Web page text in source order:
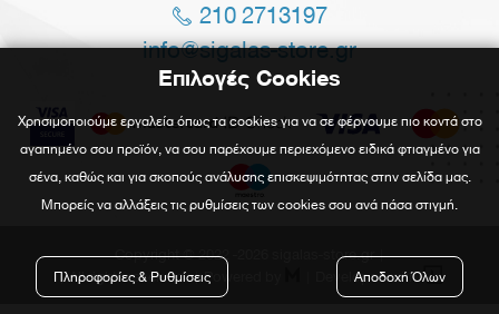
Θέσεις εργασίας
Οι διευθύνσεις μου
210 2713197
info@sigalas-store.gr
Copyright © 2022 -2026 sigalas-store.gr|
| All rights reserved. |Powered by Developed with 
Επιλογές Cookies
Χρησιμοποιούμε εργαλεία όπως τα cookies για να σε φέρνουμε πιο κοντά στο
αγαπημένο σου προϊόν, να σου παρέχουμε περιεχόμενο ειδικά φτιαγμένο για
σένα, καθώς και για σκοπούς ανάλυσης επισκεψιμότητας στην σελίδα μας.
Μπορείς να αλλάξεις τις ρυθμίσεις των cookies σου ανά πάσα στιγμή.
Πληροφορίες & Ρυθμίσεις Αποδοχή Όλων